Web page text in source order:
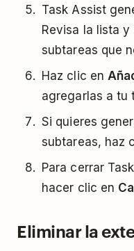
Task Assist
Revisa la lista
subtareas que
Haz clic en
agregarlas a tu
Si quieres
subtareas, haz
Para cerrar
hacer clic en
Eliminar la